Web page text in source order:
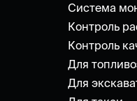
Система
Контроль
Контроль
Для
Для